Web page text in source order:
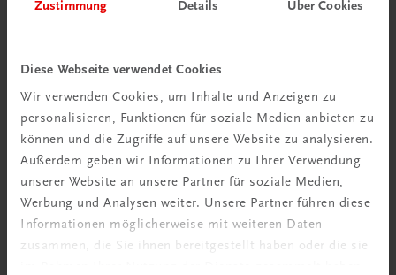
Zustimmung Details Über Cookies
Diese Webseite verwendet Cookies
Wir verwenden Cookies, um Inhalte und Anzeigen zu
personalisieren, Funktionen für soziale Medien anbieten zu
können und die Zugriffe auf unsere Website zu analysieren.
Außerdem geben wir Informationen zu Ihrer Verwendung
unserer Website an unsere Partner für soziale Medien,
Werbung und Analysen weiter. Unsere Partner führen diese
Informationen möglicherweise mit weiteren Daten
zusammen, die Sie ihnen bereitgestellt haben oder die sie
Rabattcode erhalten
Newsletter abonnieren
& Versandkosten sparen
Jetzt anmelden